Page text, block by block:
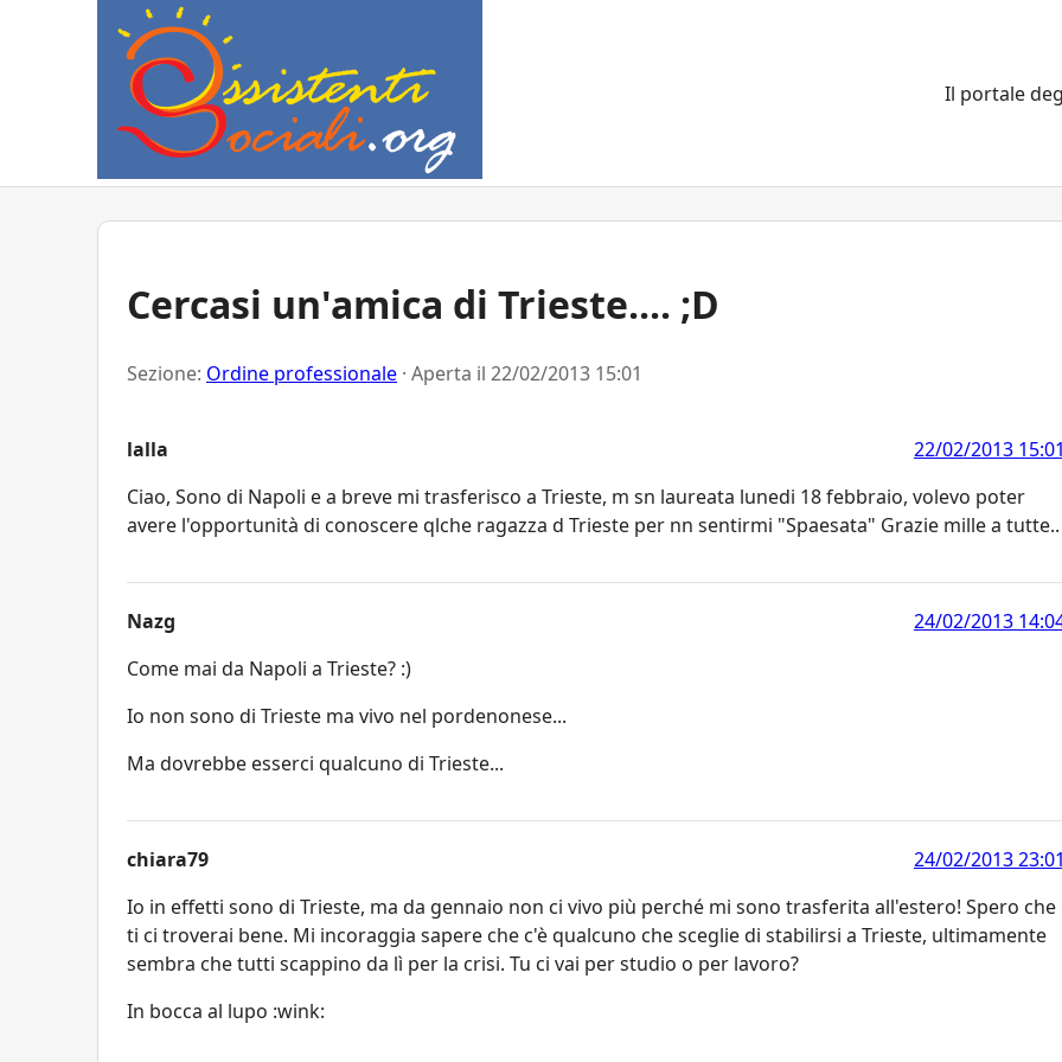
Il portale
Cercasi un'amica di Trieste.... ;D
Sezione: Ordine professionale · Aperta il 22/02/2013 15:01
lalla
22/02/2013 15:01
Ciao, Sono di Napoli e a breve mi trasferisco a Trieste, m sn laureata lunedi 18 febbraio, volevo poter
avere l'opportunità di conoscere qlche ragazza d Trieste per nn sentirmi "Spaesata" Grazie mille a tutte..
Nazg
24/02/2013
Come mai da Napoli a Trieste? :)
Io non sono di Trieste ma vivo nel pordenonese...
Ma dovrebbe esserci qualcuno di Trieste...
chiara79
24/02/2013 23:01
Io in effetti sono di Trieste, ma da gennaio non ci vivo più perché mi sono trasferita all'estero! Spero che
ti ci troverai bene. Mi incoraggia sapere che c'è qualcuno che sceglie di stabilirsi a Trieste, ultimamente
sembra che tutti scappino da lì per la crisi. Tu ci vai per studio o per lavoro?
In bocca al lupo :wink: